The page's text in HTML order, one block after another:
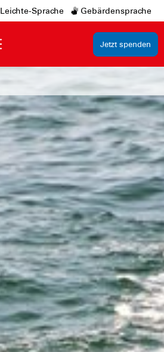
Leichte-Sprache Gebärdensprache
Jetzt spenden